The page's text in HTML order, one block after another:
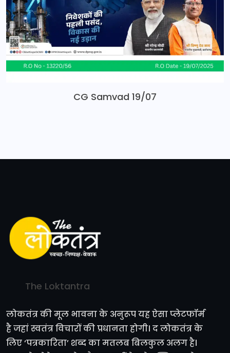
CG Samvad 19/07
The Loktantra
लोकतंत्र की मूल भावना के अनुरूप यह ऐसा प्लेटफॉर्म
है जहां स्वतंत्र विचारों की प्रधानता होगी। द लोकतंत्र के
लिए ‘पत्रकारिता’ शब्द का मतलब बिलकुल अलग है।